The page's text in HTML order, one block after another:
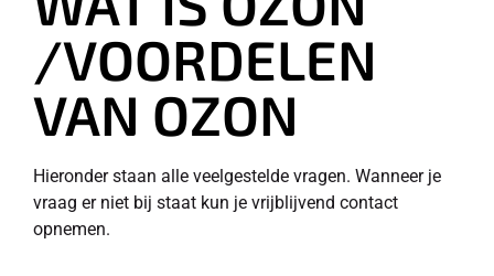
/VOORDELEN
VAN OZON
Hieronder staan alle veelgestelde vragen. Wanneer je
vraag er niet bij staat kun je vrijblijvend contact
opnemen.